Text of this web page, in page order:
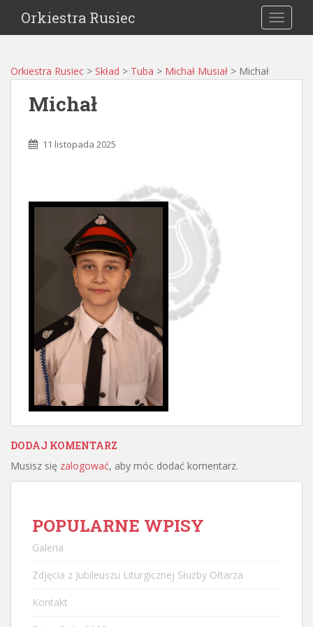
Orkiestra Rusiec
Orkiestra Rusiec > Skład > Tuba > Michał Musiał > Michał
Michał
11 listopada 2025
DODAJ KOMENTARZ
Musisz się zalogować, aby móc dodać komentarz.
POPULARNE WPISY
Galeria
Zdjęcia z Jubileuszu Liturgicznej Służby Ołtarza
Kontakt